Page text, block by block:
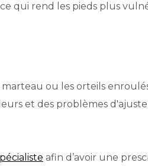
qui rend les pieds plus
ou les orteils
et des problèmes
afin d’avoir une